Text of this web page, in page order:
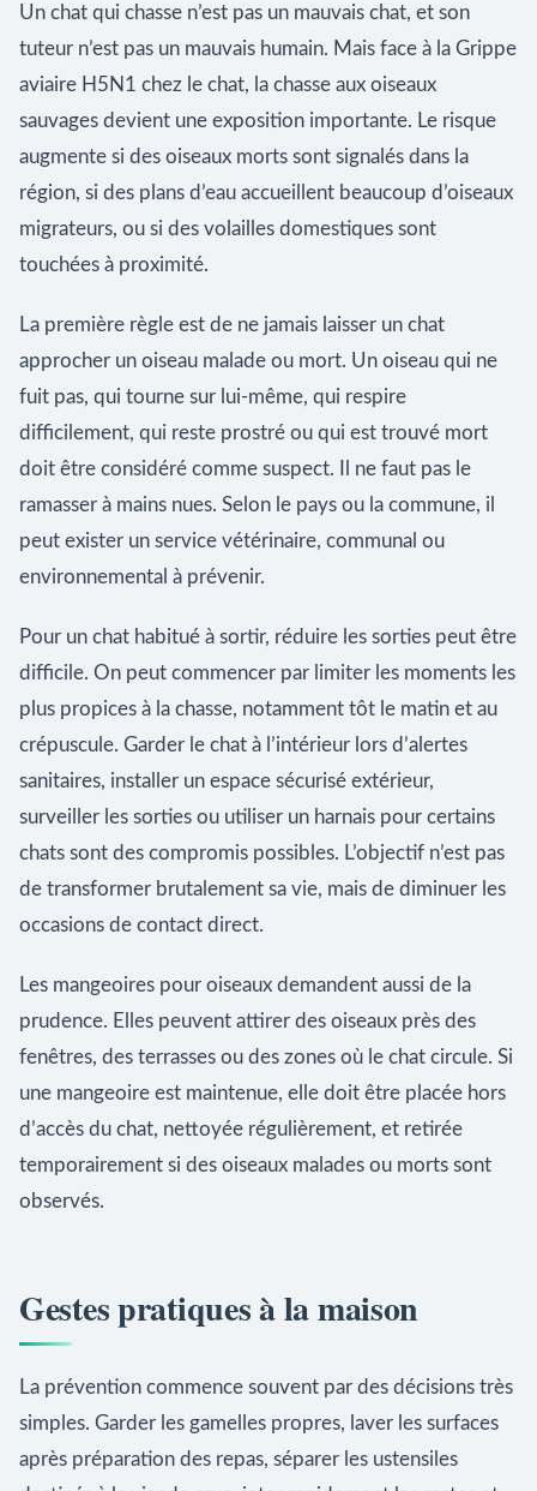
Un chat qui chasse n’est pas un mauvais chat, et son
tuteur n’est pas un mauvais humain. Mais face à la Grippe
aviaire H5N1 chez le chat, la chasse aux oiseaux
sauvages devient une exposition importante. Le risque
augmente si des oiseaux morts sont signalés dans la
région, si des plans d’eau accueillent beaucoup d’oiseaux
migrateurs, ou si des volailles domestiques sont
touchées à proximité.
La première règle est de ne jamais laisser un chat
approcher un oiseau malade ou mort. Un oiseau qui ne
fuit pas, qui tourne sur lui-même, qui respire
difficilement, qui reste prostré ou qui est trouvé mort
doit être considéré comme suspect. Il ne faut pas le
ramasser à mains nues. Selon le pays ou la commune, il
peut exister un service vétérinaire, communal ou
environnemental à prévenir.
Pour un chat habitué à sortir, réduire les sorties peut être
difficile. On peut commencer par limiter les moments les
plus propices à la chasse, notamment tôt le matin et au
crépuscule. Garder le chat à l’intérieur lors d’alertes
sanitaires, installer un espace sécurisé extérieur,
surveiller les sorties ou utiliser un harnais pour certains
chats sont des compromis possibles. L’objectif n’est pas
de transformer brutalement sa vie, mais de diminuer les
occasions de contact direct.
Les mangeoires pour oiseaux demandent aussi de la
prudence. Elles peuvent attirer des oiseaux près des
fenêtres, des terrasses ou des zones où le chat circule. Si
une mangeoire est maintenue, elle doit être placée hors
d’accès du chat, nettoyée régulièrement, et retirée
temporairement si des oiseaux malades ou morts sont
observés.
Gestes pratiques à la maison
La prévention commence souvent par des décisions très
simples. Garder les gamelles propres, laver les surfaces
après préparation des repas, séparer les ustensiles